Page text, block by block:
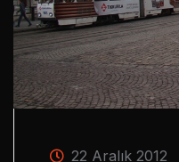
22 Aralık 2012